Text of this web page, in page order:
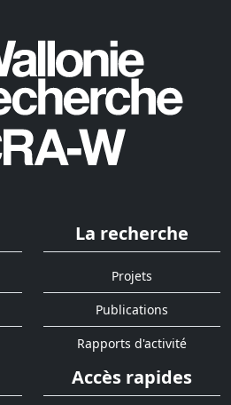
La recherche
Projets
Publications
Rapports d'activité
Accès rapides